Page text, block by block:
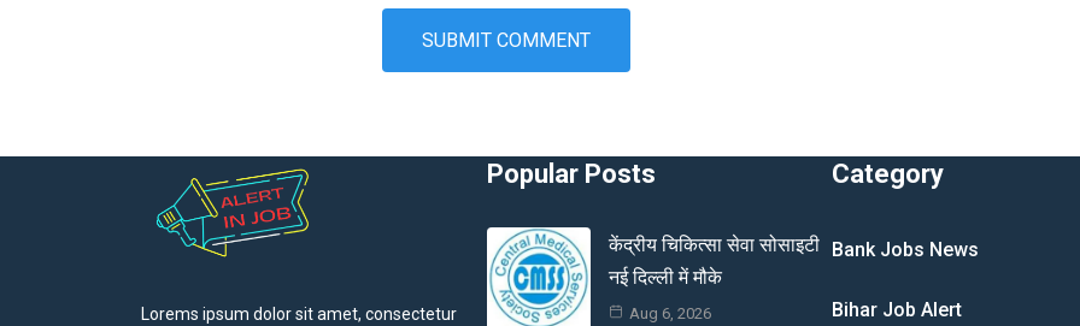
Lorems ipsum dolor sit amet, consectetur
Popular Posts
केंद्रीय चिकित्सा सेवा सोसाइटी
नई दिल्ली में मौके
Aug 6, 2026
Category
Bank Jobs News
Bihar Job Alert